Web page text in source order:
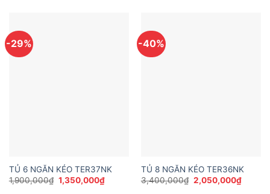
-29%
TỦ 6 NGĂN KÉO TER37NK
1,900,000₫ Giá
gốc
1,350,000₫Giá
hiện
-40%
TỦ 8 NGĂN KÉO TER36NK
3,400,000₫ Giá
gốc
2,050,000₫Giá
hiện